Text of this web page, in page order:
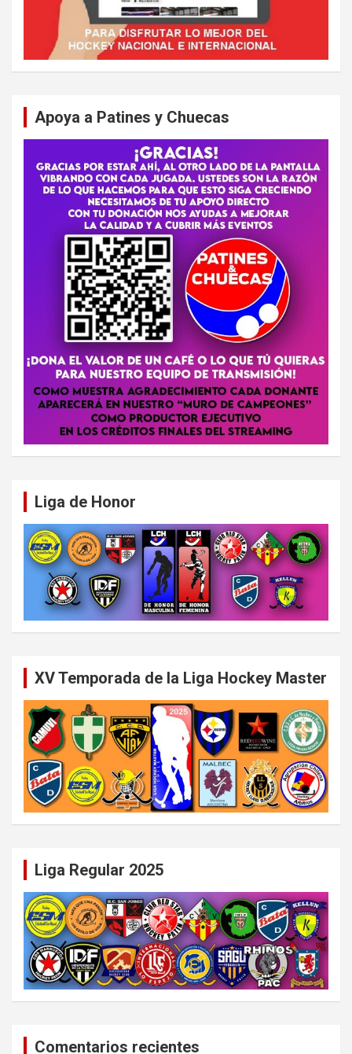
Apoya a Patines y Chuecas
Liga de Honor
XV Temporada de la Liga Hockey Master
Liga Regular 2025
Comentarios recientes